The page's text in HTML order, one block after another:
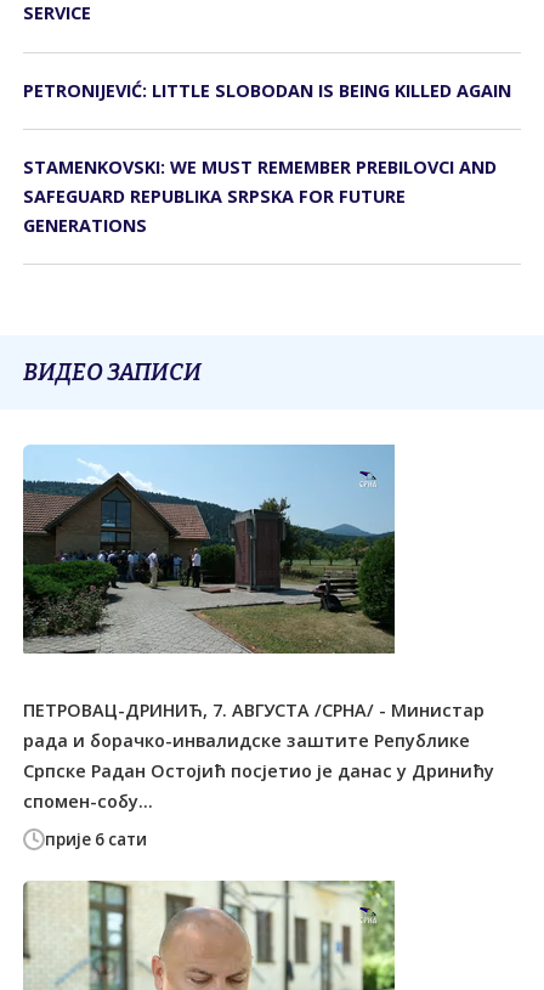
SERVICE
PETRONIJEVIĆ: LITTLE SLOBODAN IS BEING KILLED AGAIN
STAMENKOVSKI: WE MUST REMEMBER PREBILOVCI AND
SAFEGUARD REPUBLIKA SRPSKA FOR FUTURE
GENERATIONS
ВИДЕО ЗАПИСИ
прије 6 сати
ПЕТРОВАЦ-ДРИНИЋ, 7. АВГУСТА /СРНА/ - Министар
рада и борачко-инвалидске заштите Републике
Српске Радан Остојић посјетио је данас у Дринићу
спомен-собу...